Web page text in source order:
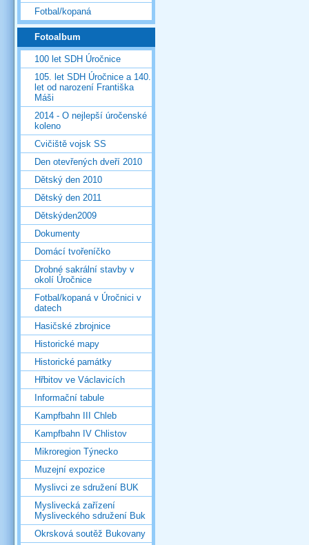
Fotbal/kopaná
Fotoalbum
100 let SDH Úročnice
105. let SDH Úročnice a 140.
let od narození Františka
Máši
2014 - O nejlepší úročenské
koleno
Cvičiště vojsk SS
Den otevřených dveří 2010
Dětský den 2010
Dětský den 2011
Dětskýden2009
Dokumenty
Domácí tvořeníčko
Drobné sakrální stavby v
okolí Úročnice
Fotbal/kopaná v Úročnici v
datech
Hasičské zbrojnice
Historické mapy
Historické památky
Hřbitov ve Václavicích
Informační tabule
Kampfbahn III Chleb
Kampfbahn IV Chlistov
Mikroregion Týnecko
Muzejní expozice
Myslivci ze sdružení BUK
Myslivecká zařízení
Mysliveckého sdružení Buk
Okrsková soutěž Bukovany